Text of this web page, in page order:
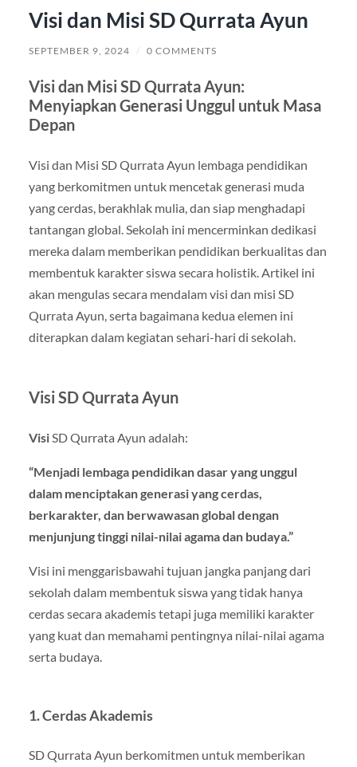
Visi dan Misi SD Qurrata Ayun
SEPTEMBER 9, 2024 / 0 COMMENTS
Visi dan Misi SD Qurrata Ayun:
Menyiapkan Generasi Unggul untuk Masa
Depan
Visi dan Misi SD Qurrata Ayun lembaga pendidikan
yang berkomitmen untuk mencetak generasi muda
yang cerdas, berakhlak mulia, dan siap menghadapi
tantangan global. Sekolah ini mencerminkan dedikasi
mereka dalam memberikan pendidikan berkualitas dan
membentuk karakter siswa secara holistik. Artikel ini
akan mengulas secara mendalam visi dan misi SD
Qurrata Ayun, serta bagaimana kedua elemen ini
diterapkan dalam kegiatan sehari-hari di sekolah.
Visi SD Qurrata Ayun
VisiSD Qurrata Ayun adalah:
“Menjadi lembaga pendidikan dasar yang unggul
dalam menciptakan generasi yang cerdas,
berkarakter, dan berwawasan global dengan
menjunjung tinggi nilai-nilai agama dan budaya.”
Visi ini menggarisbawahi tujuan jangka panjang dari
sekolah dalam membentuk siswa yang tidak hanya
cerdas secara akademis tetapi juga memiliki karakter
yang kuat dan memahami pentingnya nilai-nilai agama
serta budaya.
1. Cerdas Akademis
SD Qurrata Ayun berkomitmen untuk memberikan